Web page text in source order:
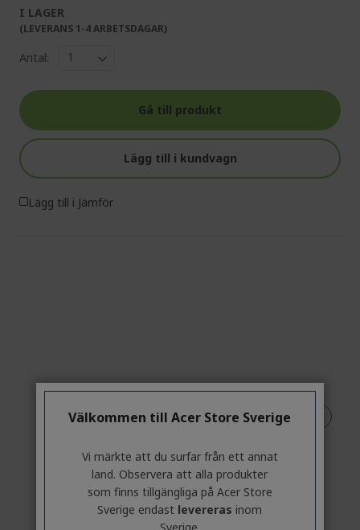
I LAGER
(LEVERANS 1-4 ARBETSDAGAR)
Antal:
Gå till produkt
Lägg till i kundvagn
Lägg till i Jämför
Välkommen till Acer Store Sverige
Vi märkte att du surfar från ett annat
land. Observera att alla produkter
som finns tillgängliga på Acer Store
Sverige endast levereras inom